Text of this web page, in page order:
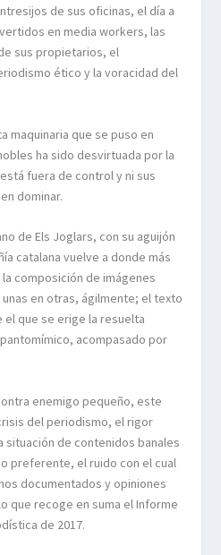
de sus oficinas, el día a
en media workers, las
sus propietarios, el
ético y la voracidad del
maquinaria que se puso en
ha sido desvirtuada por la
fuera de control y ni sus
dominar.
de Els Joglars, con su aguijón
catalana vuelve a donde más
composición de imágenes
en otras, ágilmente; el texto
que se erige la resuelta
acompasado por
enemigo pequeño, este
del periodismo, el rigor
de contenidos banales
preferente, el ruido con el cual
documentados y opiniones
que recoge en suma el Informe
de 2017.